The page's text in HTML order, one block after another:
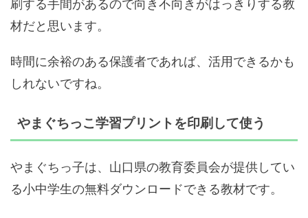
材だと思います。
時間に余裕のある保護者であれば、活用できるかも
しれないですね。
やまぐちっこ学習プリント を印刷して使う
やまぐちっ子は、山口県の教育委員会が提供してい
る小中学生の無料ダウンロードできる教材です。